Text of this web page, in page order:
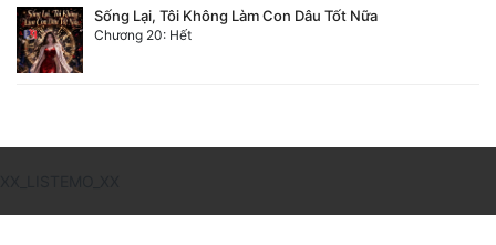
Sống Lại, Tôi Không Làm Con Dâu Tốt Nữa
Chương 20: Hết